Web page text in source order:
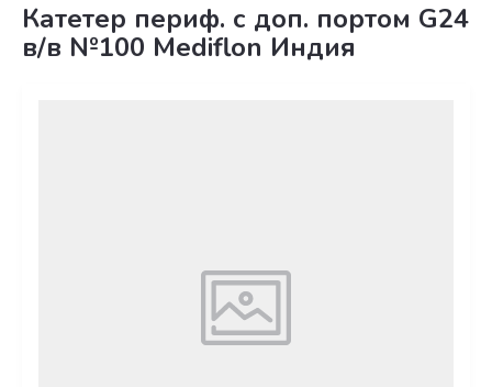
Катетер периф. с доп. портом G24
в/в №100 Mediflon Индия